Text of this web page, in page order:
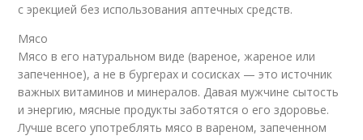
с эрекцией без использования аптечных средств.
Мясо
Мясо в его натуральном виде (вареное, жареное или
запеченное), а не в бургерах и сосисках — это источник
важных витаминов и минералов. Давая мужчине сытость
и энергию, мясные продукты заботятся о его здоровье.
Лучше всего употреблять мясо в вареном, запеченном